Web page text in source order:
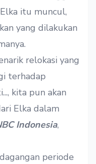
itu muncul,
yang dilakukan
relokasi yang
terhadap
kita pun akan
Elka dalam
Indonesia,
periode